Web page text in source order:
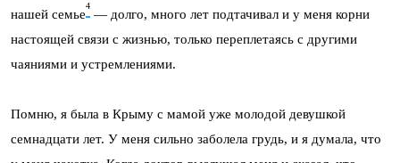
нашей семье
4
— долго, много лет подтачивал и у меня корни
настоящей связи с жизнью, только переплетаясь с другими
чаяниями и устремлениями.
Помню, я была в Крыму с мамой уже молодой девушкой
семнадцати лет. У меня сильно заболела грудь, и я думала, что